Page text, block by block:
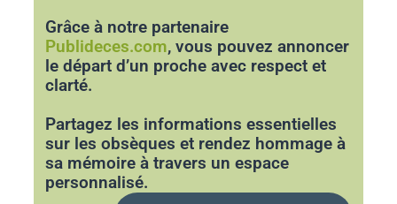
Grâce à notre partenaire
Publideces.com, vous pouvez annoncer
le départ d’un proche avec respect et
clarté.
Partagez les informations essentielles
sur les obsèques et rendez hommage à
sa mémoire à travers un espace
personnalisé.